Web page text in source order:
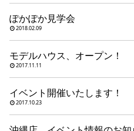
シミュレー
キャンペーン・コラボ情報
家づくりの知識
ぽかぽか見学会
2018.02.09
モデルハウス、オープン！
2017.11.11
イベント開催いたします！
2017.10.23